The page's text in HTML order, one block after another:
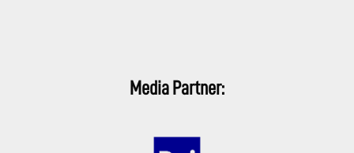
Media Partner: